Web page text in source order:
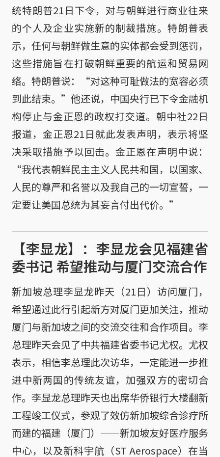
统特朗普21日下令，对与朝鲜进行商业往来
的个人及企业实施新的制裁措施。特朗普表
示，任何与朝鲜做生意的实体都会受到惩罚，
这些措施旨在打破朝鲜重要的航运和贸易网
络。特朗普说：“对这种可耻做法的宽容必须
到此结束。”他还说，中国央行已下令金融机
构停止与金正恩的政权打交道。朝中社22日
报道，金正恩21日就此发表声明，表示将坚
决采取措施予以回击。金正恩在声明中说：
“我代表朝鲜民主主义人民共和国，以国家、
人民的尊严和名誉以及我自己的一切宣誓，一
定要让美国总统为其妄言付出代价。”
【李显龙】：李显龙会见福建省
委书记 希望推动与厦门交流合作
新加坡总理李显龙昨天（21日）访问厦门，
希望通过此行引起新方对厦门更加关注，推动
厦门与新加坡之间的交流交往和合作项目。李
总理昨天会见了中共福建省委书记尤权。尤权
表示，相信李总理此次访华，一定能进一步推
进中新两国的传统友谊，加强双方的密切合
作。李显龙总理昨天也出席华侨银行大楼翻新
工程竣工仪式，参观了效仿新加坡综合诊疗所
而建的福建（厦门）——新加坡友好医疗服务
中心，以及新科宇航（ST Aerospace）在当